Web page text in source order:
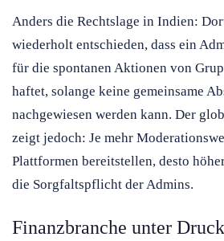
Anders die Rechtslage in Indien:
wiederholt entschieden, dass ein
für die spontanen Aktionen von
haftet, solange keine gemeinsame
nachgewiesen werden kann. Der
zeigt jedoch: Je mehr
Plattformen bereitstellen, desto
die Sorgfaltspflicht der Admins.
Finanzbranche unter Druck